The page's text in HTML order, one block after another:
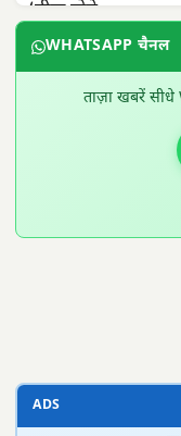
WHATSAPP चैनल
ताज़ा खबरें
ADS